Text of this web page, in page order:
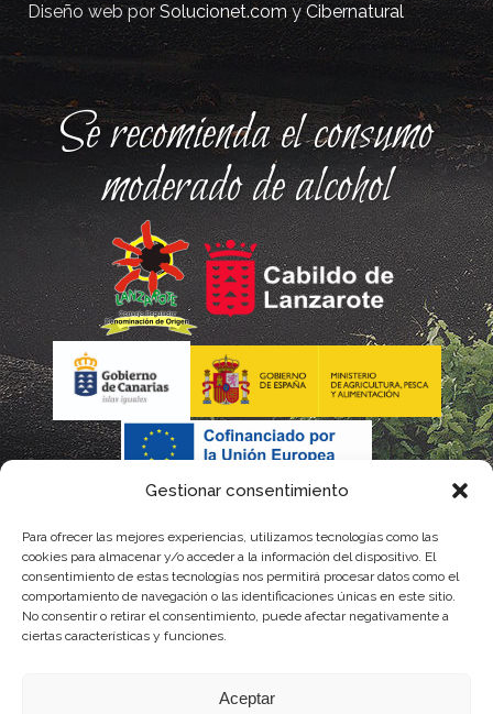
Gestionar consentimiento
Para ofrecer las mejores experiencias, utilizamos tecnologías como las
cookies para almacenar y/o acceder a la información del dispositivo. El
consentimiento de estas tecnologías nos permitirá procesar datos como el
comportamiento de navegación o las identificaciones únicas en este sitio.
No consentir o retirar el consentimiento, puede afectar negativamente a
ciertas características y funciones.
Aceptar
Diseño web porSolucionet.comyCibernatural
Se recomienda el consumo
moderado de alcohol
La gestión de la DOP Lanzarote realizada por este Consejo Regulador es financiada,